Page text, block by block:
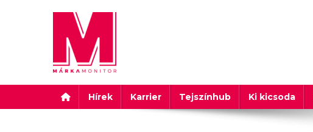
Márkamonitor
Hírek Karrier Tejszínhub Ki kicsoda